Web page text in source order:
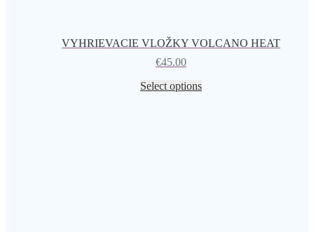
VYHRIEVACIE VLOŽKY VOLCANO HEAT
€45.00
Select options